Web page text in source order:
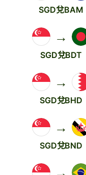
SGD兌BAM
→
SGD兌BDT
→
SGD兌BHD
→
SGD兌BND